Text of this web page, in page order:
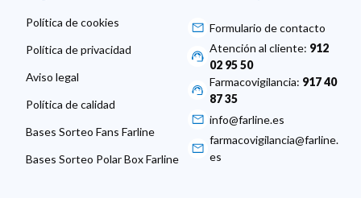
Política de cookies
Política de privacidad
Aviso legal
Política de calidad
Bases Sorteo Fans Farline
Bases Sorteo Polar Box Farline
Formulario de contacto
Atención al cliente: 912
02 95 50
Farmacovigilancia: 917 40
87 35
info@farline.es
farmacovigilancia@farline.
es